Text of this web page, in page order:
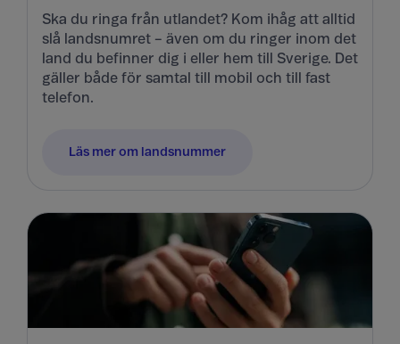
Ska du ringa från utlandet? Kom ihåg att alltid
slå landsnumret – även om du ringer inom det
land du befinner dig i eller hem till Sverige. Det
gäller både för samtal till mobil och till fast
telefon.
Läs mer om landsnummer